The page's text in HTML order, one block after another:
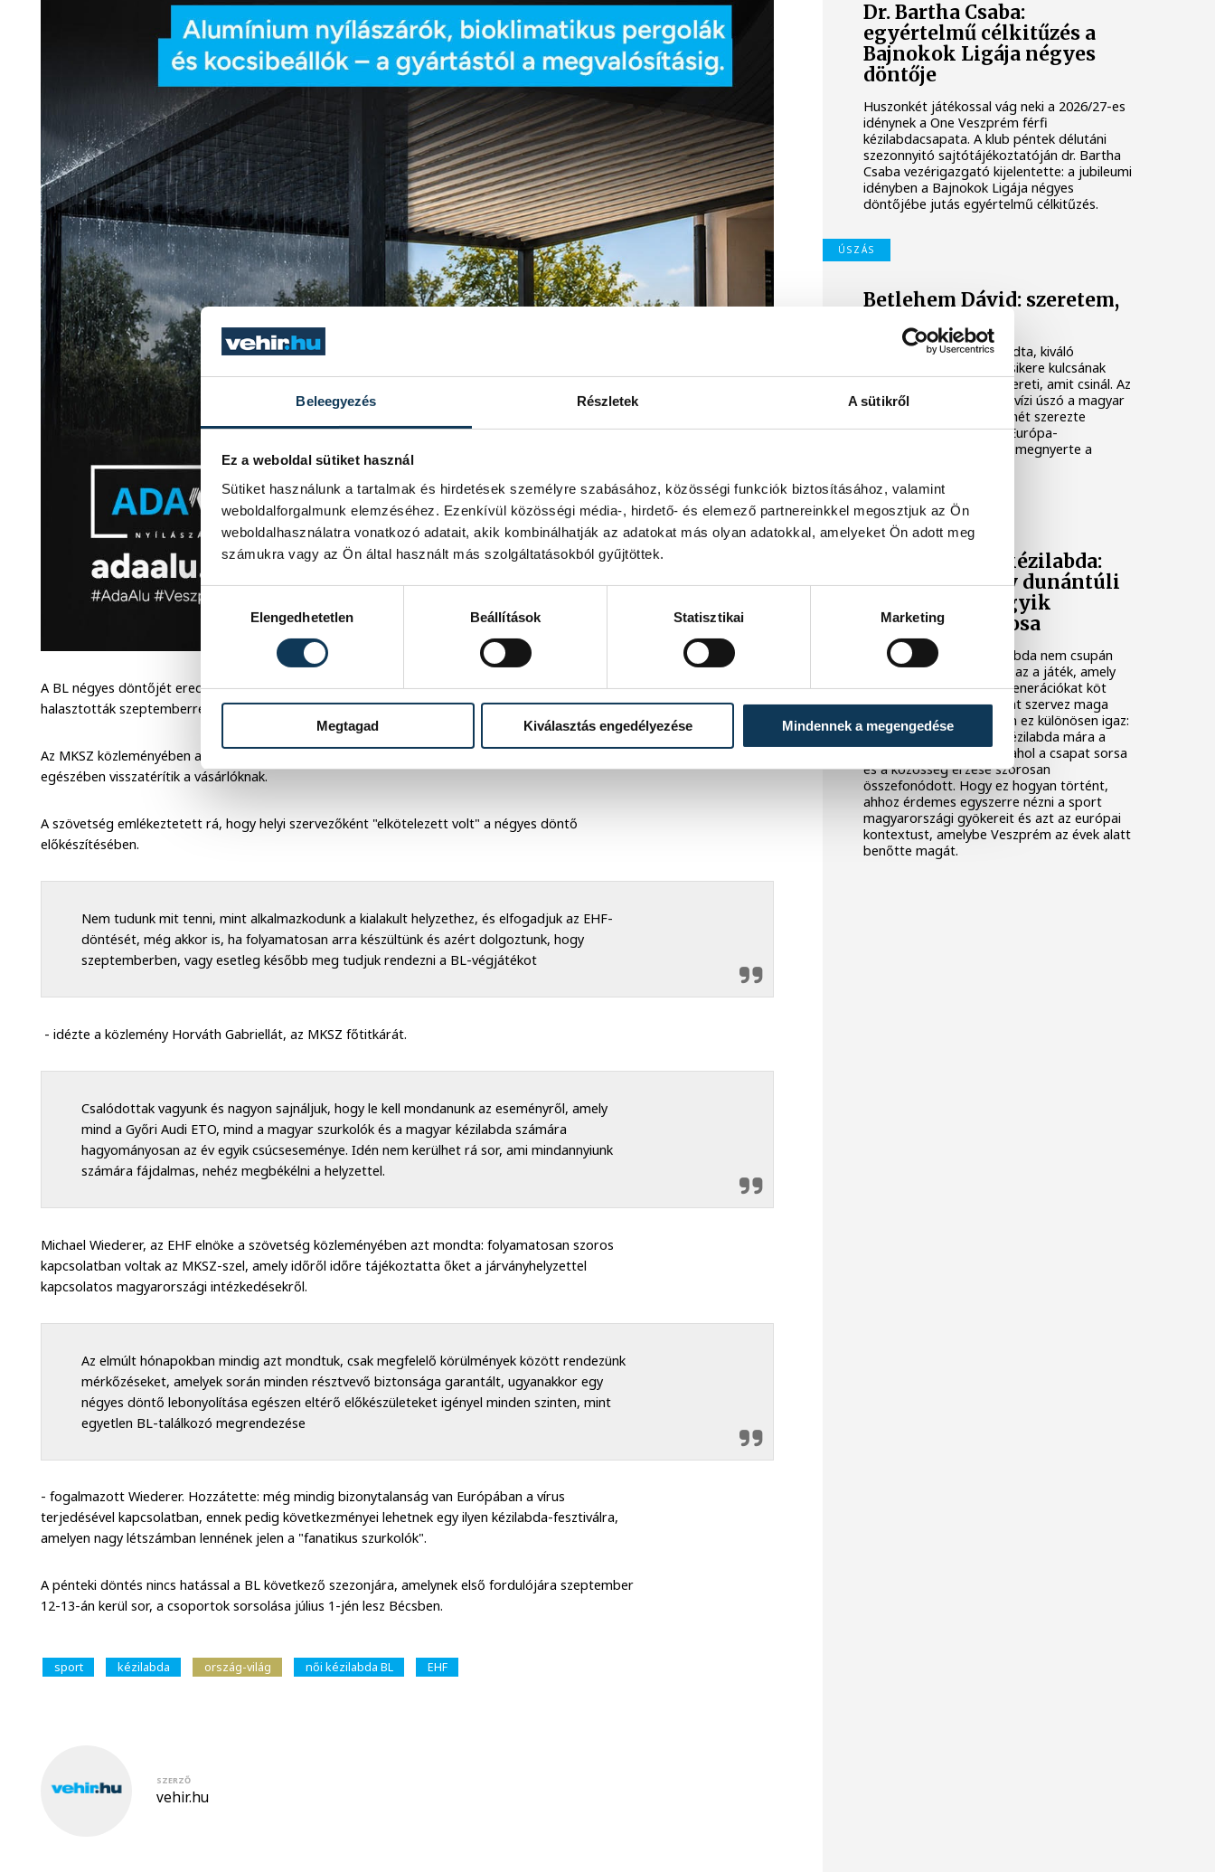
Beleegyezés Részletek A sütikről
Ez a weboldal sütiket használ
Sütiket használunk a tartalmak és hirdetések személyre szabásához, közösségi funkciók biztosításához, valamint
weboldalforgalmunk elemzéséhez. Ezenkívül közösségi média-, hirdető- és elemező partnereinkkel megosztjuk az Ön
weboldalhasználatra vonatkozó adatait, akik kombinálhatják az adatokat más olyan adatokkal, amelyeket Ön adott meg
számukra vagy az Ön által használt más szolgáltatásokból gyűjtöttek.
Hozzájárulás kiválasztása
Elengedhetetlen
Beállítások Statisztikai Marketing
Megtagad Kiválasztás engedélyezése Mindennek a megengedése
A BL négyes döntőjét eredetileg május 8-9-én rendezték volna Budapesten, a járvány miatt
halasztották szeptemberre.
Az MKSZ közleményében azt írta: az eseményre megváltott jegyek árát a szervezők teljes
egészében visszatérítik a vásárlóknak.
A szövetség emlékeztetett rá, hogy helyi szervezőként "elkötelezett volt" a négyes döntő
előkészítésében.
Nem tudunk mit tenni, mint alkalmazkodunk a kialakult helyzethez, és elfogadjuk az EHF-
döntését, még akkor is, ha folyamatosan arra készültünk és azért dolgoztunk, hogy
szeptemberben, vagy esetleg később meg tudjuk rendezni a BL-végjátékot
- idézte a közlemény Horváth Gabriellát, az MKSZ főtitkárát.
Csalódottak vagyunk és nagyon sajnáljuk, hogy le kell mondanunk az eseményről, amely
mind a Győri Audi ETO, mind a magyar szurkolók és a magyar kézilabda számára
hagyományosan az év egyik csúcseseménye. Idén nem kerülhet rá sor, ami mindannyiunk
számára fájdalmas, nehéz megbékélni a helyzettel.
Michael Wiederer, az EHF elnöke a szövetség közleményében azt mondta: folyamatosan szoros
kapcsolatban voltak az MKSZ-szel, amely időről időre tájékoztatta őket a járványhelyzettel
kapcsolatos magyarországi intézkedésekről.
Az elmúlt hónapokban mindig azt mondtuk, csak megfelelő körülmények között rendezünk
mérkőzéseket, amelyek során minden résztvevő biztonsága garantált, ugyanakkor egy
négyes döntő lebonyolítása egészen eltérő előkészületeket igényel minden szinten, mint
egyetlen BL-találkozó megrendezése
- fogalmazott Wiederer. Hozzátette: még mindig bizonytalanság van Európában a vírus
terjedésével kapcsolatban, ennek pedig következményei lehetnek egy ilyen kézilabda-fesztiválra,
amelyen nagy létszámban lennének jelen a "fanatikus szurkolók".
A pénteki döntés nincs hatással a BL következő szezonjára, amelynek első fordulójára szeptember
12-13-án kerül sor, a csoportok sorsolása július 1-jén lesz Bécsben.
sport kézilabda ország-világ női kézilabda BL EHF
SZERZŐ
vehir.hu
Dr. Bartha Csaba:
egyértelmű célkitűzés a
Bajnokok Ligája négyes
döntője
Huszonkét játékossal vág neki a 2026/27-es
idénynek a One Veszprém férfi
kézilabdacsapata. A klub péntek délutáni
szezonnyitó sajtótájékoztatóján dr. Bartha
Csaba vezérigazgató kijelentette: a jubileumi
idényben a Bajnokok Ligája négyes
döntőjébe jutás egyértelmű célkitűzés.
ÚSZÁS
Betlehem Dávid: szeretem,
Betlehem Dávid azt mondta, kiváló
formában érzi magát, a sikere kulcsának
pedig azt tartja, hogy szereti, amit csinál. Az
olimpiai bronzérmes nyíltvízi úszó a magyar
küldöttség első aranyérmét szerezte
pénteken a párizsi vizes Európa-
bajnokságon azzal, hogy megnyerte a
TÁMOGATOTT TARTALOM
Veszprém és a kézilabda:
hogyan lett egy dunántúli
város Európa egyik
kézilabdafővárosa
Magyarországon a kézilabda nem csupán
egy sport a sok közül. Ez az a játék, amely
telt arénákat tölt meg, generációkat köt
össze, és egész városokat szervez maga
köré. Veszprém esetében ez különösen igaz:
a dunántúli városban a kézilabda mára a
helyi identitás alapköve, ahol a csapat sorsa
és a közösség érzése szorosan
összefonódott. Hogy ez hogyan történt,
ahhoz érdemes egyszerre nézni a sport
magyarországi gyökereit és azt az európai
kontextust, amelybe Veszprém az évek alatt
benőtte magát.